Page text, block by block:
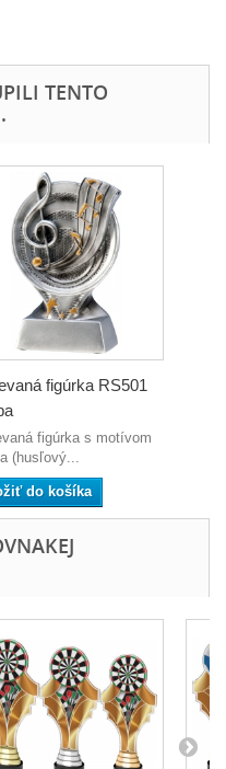
TENTO
figúrka RS501
figúrka s motívom
(husľový...
do košíka